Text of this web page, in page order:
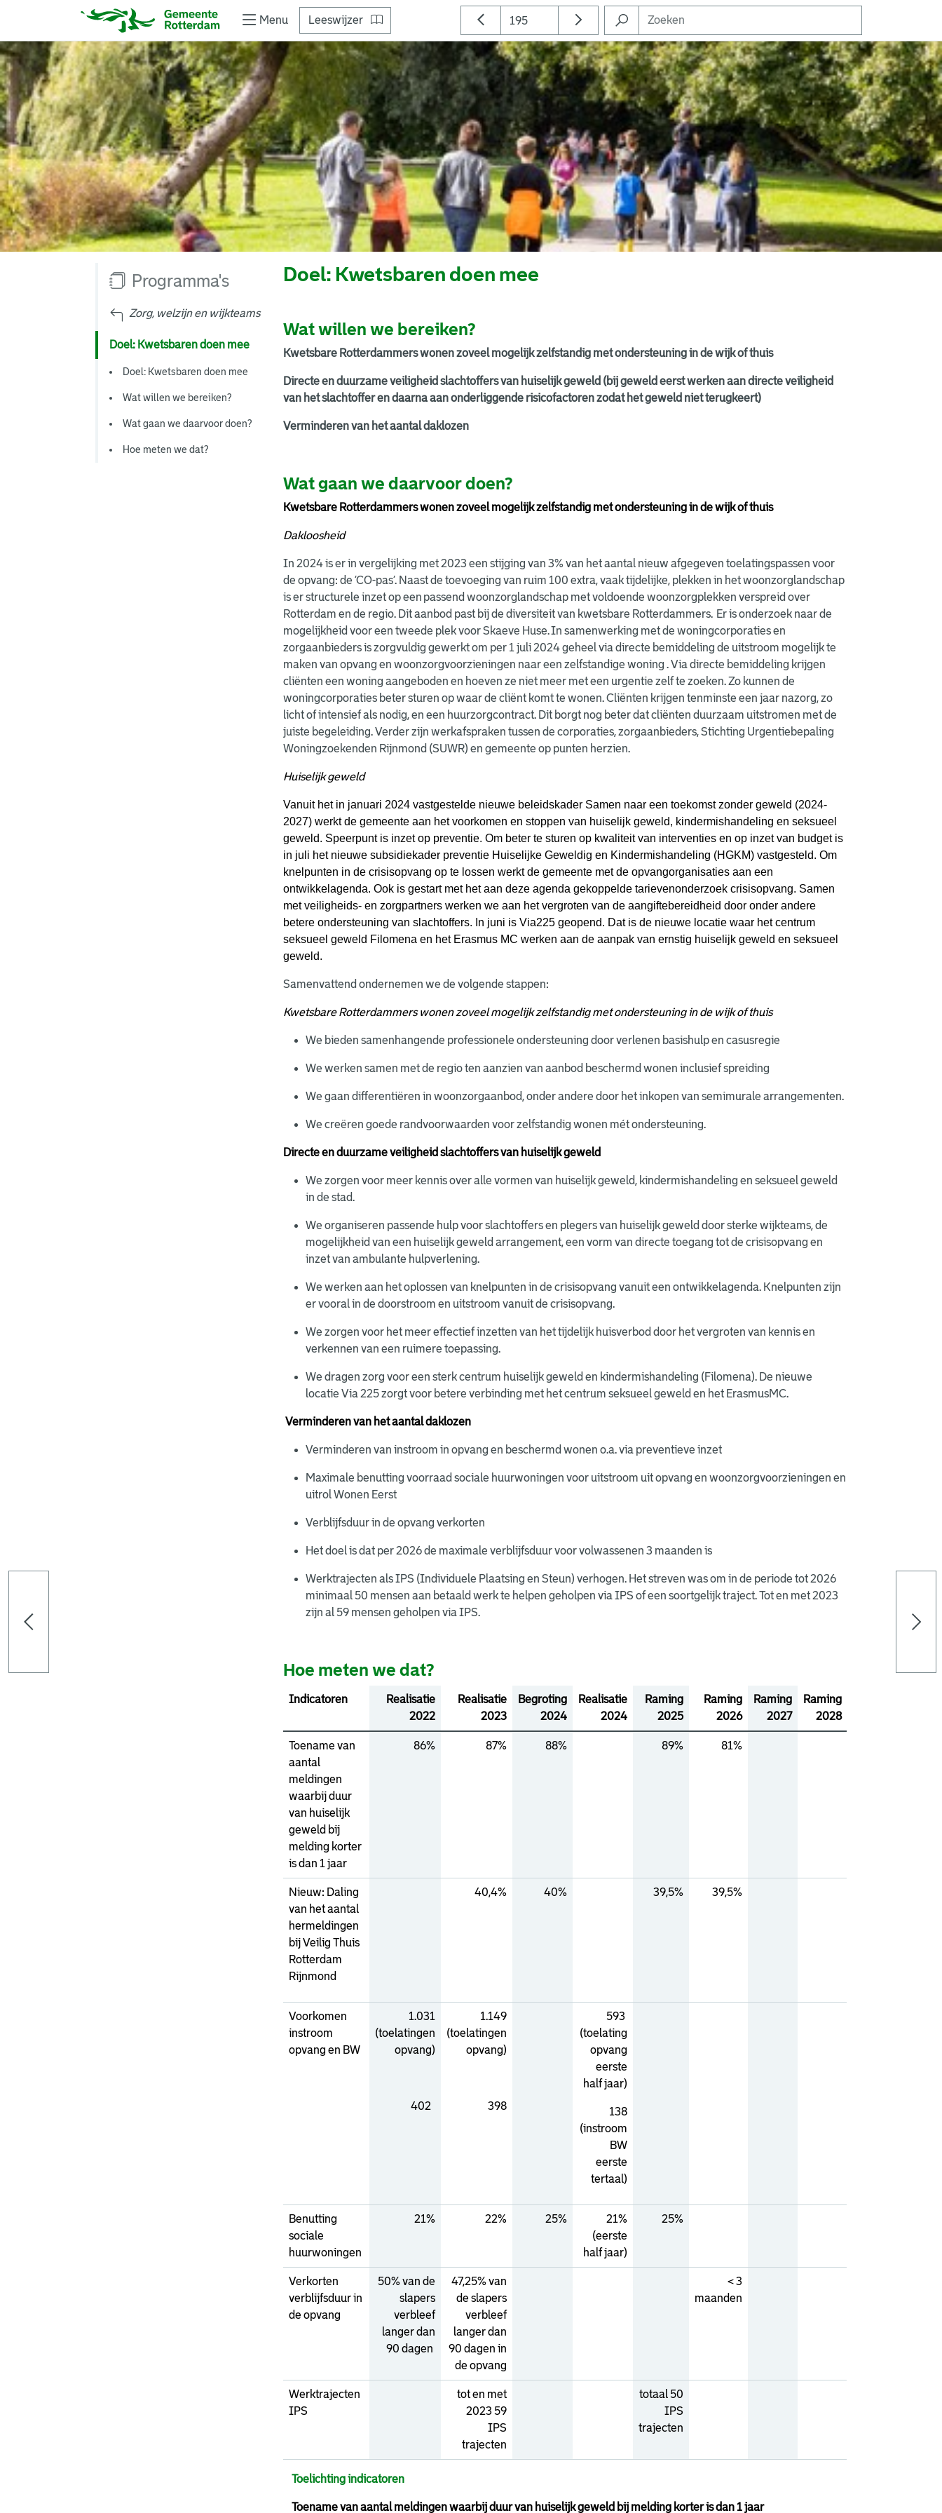
Menu Leeswijzer
Programma's
Zorg, welzijn en wijkteams
Doel: Kwetsbaren doen mee
Doel: Kwetsbaren doen mee
Wat willen we bereiken?
Wat gaan we daarvoor doen?
Hoe meten we dat?
Doel: Kwetsbaren doen mee
Wat willen we bereiken?
Kwetsbare Rotterdammers wonen zoveel mogelijk zelfstandig met ondersteuning in de wijk of thuis
Directe en duurzame veiligheid slachtoffers van huiselijk geweld (bij geweld eerst werken aan directe veiligheid
van het slachtoffer en daarna aan onderliggende risicofactoren zodat het geweld niet terugkeert)
Verminderen van het aantal daklozen
Wat gaan we daarvoor doen?
Kwetsbare Rotterdammers wonen zoveel mogelijk zelfstandig met ondersteuning in de wijk of thuis
Dakloosheid
In 2024 is er in vergelijking met 2023 een stijging van 3% van het aantal nieuw afgegeven toelatingspassen voor
de opvang: de ‘CO-pas’. Naast de toevoeging van ruim 100 extra, vaak tijdelijke, plekken in het woonzorglandschap
is er structurele inzet op een passend woonzorglandschap met voldoende woonzorgplekken verspreid over
Rotterdam en de regio. Dit aanbod past bij de diversiteit van kwetsbare Rotterdammers. Er is onderzoek naar de
mogelijkheid voor een tweede plek voor Skaeve Huse. In samenwerking met de woningcorporaties en
zorgaanbieders is zorgvuldig gewerkt om per 1 juli 2024 geheel via directe bemiddeling de uitstroom mogelijk te
maken van opvang en woonzorgvoorzieningen naar een zelfstandige woning . Via directe bemiddeling krijgen
cliënten een woning aangeboden en hoeven ze niet meer met een urgentie zelf te zoeken. Zo kunnen de
woningcorporaties beter sturen op waar de cliënt komt te wonen. Cliënten krijgen tenminste een jaar nazorg, zo
licht of intensief als nodig, en een huurzorgcontract. Dit borgt nog beter dat cliënten duurzaam uitstromen met de
juiste begeleiding. Verder zijn werkafspraken tussen de corporaties, zorgaanbieders, Stichting Urgentiebepaling
Woningzoekenden Rijnmond (SUWR) en gemeente op punten herzien.
Huiselijk geweld
Vanuit het in januari 2024 vastgestelde nieuwe beleidskader Samen naar een toekomst zonder geweld (2024-
2027) werkt de gemeente aan het voorkomen en stoppen van huiselijk geweld, kindermishandeling en seksueel
geweld. Speerpunt is inzet op preventie. Om beter te sturen op kwaliteit van interventies en op inzet van budget is
in juli het nieuwe subsidiekader preventie Huiselijke Geweldig en Kindermishandeling (HGKM) vastgesteld. Om
knelpunten in de crisisopvang op te lossen werkt de gemeente met de opvangorganisaties aan een
ontwikkelagenda. Ook is gestart met het aan deze agenda gekoppelde tarievenonderzoek crisisopvang. Samen
met veiligheids- en zorgpartners werken we aan het vergroten van de aangiftebereidheid door onder andere
betere ondersteuning van slachtoffers. In juni is Via225 geopend. Dat is de nieuwe locatie waar het centrum
seksueel geweld Filomena en het Erasmus MC werken aan de aanpak van ernstig huiselijk geweld en seksueel
geweld.
Samenvattend ondernemen we de volgende stappen:
Kwetsbare Rotterdammers wonen zoveel mogelijk zelfstandig met ondersteuning in de wijk of thuis
We bieden samenhangende professionele ondersteuning door verlenen basishulp en casusregie
We werken samen met de regio ten aanzien van aanbod beschermd wonen inclusief spreiding
We gaan differentiëren in woonzorgaanbod, onder andere door het inkopen van semimurale arrangementen.
We creëren goede randvoorwaarden voor zelfstandig wonen mét ondersteuning.
Directe en duurzame veiligheid slachtoffers van huiselijk geweld
We zorgen voor meer kennis over alle vormen van huiselijk geweld, kindermishandeling en seksueel geweld
in de stad.
We organiseren passende hulp voor slachtoffers en plegers van huiselijk geweld door sterke wijkteams, de
mogelijkheid van een huiselijk geweld arrangement, een vorm van directe toegang tot de crisisopvang en
inzet van ambulante hulpverlening.
We werken aan het oplossen van knelpunten in de crisisopvang vanuit een ontwikkelagenda. Knelpunten zijn
er vooral in de doorstroom en uitstroom vanuit de crisisopvang.
We zorgen voor het meer effectief inzetten van het tijdelijk huisverbod door het vergroten van kennis en
verkennen van een ruimere toepassing.
We dragen zorg voor een sterk centrum huiselijk geweld en kindermishandeling (Filomena). De nieuwe
locatie Via 225 zorgt voor betere verbinding met het centrum seksueel geweld en het ErasmusMC.
Verminderen van het aantal daklozen
Verminderen van instroom in opvang en beschermd wonen o.a. via preventieve inzet
Maximale benutting voorraad sociale huurwoningen voor uitstroom uit opvang en woonzorgvoorzieningen en
uitrol Wonen Eerst
Verblijfsduur in de opvang verkorten
Het doel is dat per 2026 de maximale verblijfsduur voor volwassenen 3 maanden is
Werktrajecten als IPS (Individuele Plaatsing en Steun) verhogen. Het streven was om in de periode tot 2026
minimaal 50 mensen aan betaald werk te helpen geholpen via IPS of een soortgelijk traject. Tot en met 2023
zijn al 59 mensen geholpen via IPS.
Hoe meten we dat?
Indicatoren
Realisatie
2022
Realisatie
2023
Begroting
2024
Realisatie
2024
Raming
2025
Raming
2026
Raming
2027
Raming
2028
Toename van
aantal
meldingen
waarbij duur
van huiselijk
geweld bij
melding korter
is dan 1 jaar
86% 87% 88% 89% 81%
Nieuw: Daling
van het aantal
hermeldingen
bij Veilig Thuis
Rotterdam
Rijnmond
40,4% 40% 39,5% 39,5%
Voorkomen
instroom
opvang en BW
1.031
(toelatingen
opvang)
402
1.149
(toelatingen
opvang)
398
593
(toelating
opvang
eerste
half jaar)
138
(instroom
BW
eerste
tertaal)
Benutting
sociale
huurwoningen
21% 22% 25%
21%
(eerste
half jaar)
25%
Verkorten
verblijfsduur in
de opvang
50% van de
slapers
verbleef
langer dan
90 dagen
47,25% van
de slapers
verbleef
langer dan
90 dagen in
de opvang
< 3
maanden
Werktrajecten
IPS
tot en met
2023 59
IPS
trajecten
totaal 50
IPS
trajecten
Toelichting indicatoren
Toename van aantal meldingen waarbij duur van huiselijk geweld bij melding korter is dan 1 jaar